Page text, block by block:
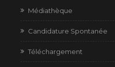
Médiathèque
Candidature Spontanée
Téléchargement